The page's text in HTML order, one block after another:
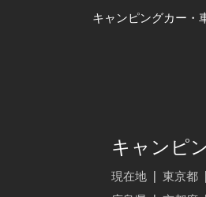
キャンピングカー・
キャンピ
現在地 東京都